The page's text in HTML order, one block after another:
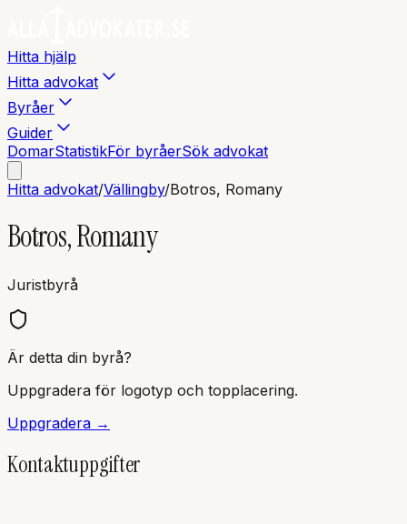
Hitta hjälp
Hitta advokat
Byråer
Guider
DomarStatistikFör byråerSök advokat
Hitta advokat/Vällingby/Botros, Romany
Botros, Romany
Juristbyrå
Är detta din byrå?
Uppgradera för logotyp och topplacering.
Uppgradera →
Kontaktuppgifter